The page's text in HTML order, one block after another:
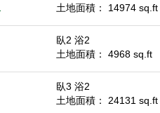
土地面積： 14974 sq.ft
臥2 浴2
土地面積： 4968 sq.ft
臥3 浴2
土地面積： 24131 sq.ft